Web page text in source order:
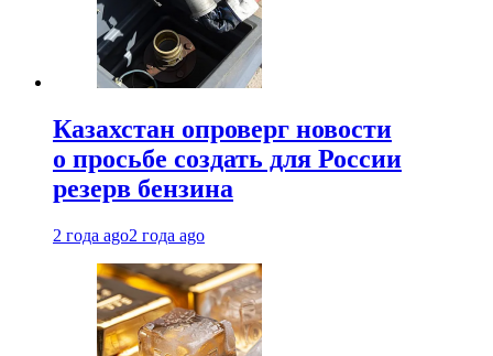
Казахстан опроверг новости
о просьбе создать для России
резерв бензина
2 года ago2 года ago